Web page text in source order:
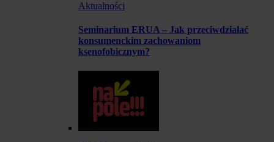
Aktualności
Seminarium ERUA – Jak przeciwdziałać
konsumenckim zachowaniom
ksenofobicznym?